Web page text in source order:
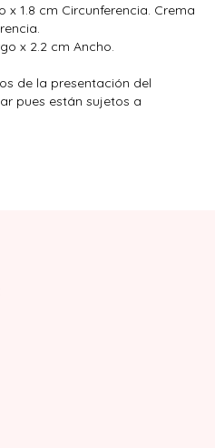
x 1.8 cm Circunferencia. Crema
x 2.2 cm Ancho.
de la presentación del
pues están sujetos a